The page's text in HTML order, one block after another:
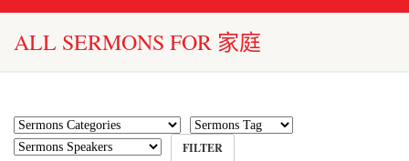
ALL SERMONS FOR 家庭